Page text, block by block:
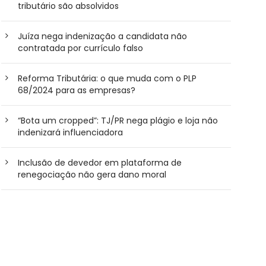
tributário são absolvidos
Juíza nega indenização a candidata não
contratada por currículo falso
Reforma Tributária: o que muda com o PLP
68/2024 para as empresas?
“Bota um cropped”: TJ/PR nega plágio e loja não
indenizará influenciadora
Inclusão de devedor em plataforma de
renegociação não gera dano moral